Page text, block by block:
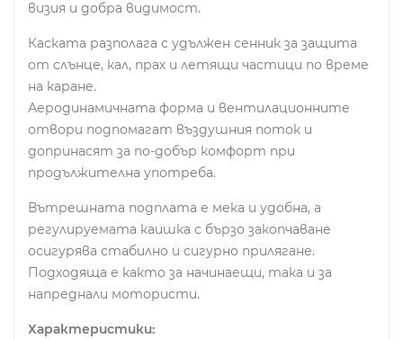
визия и добра видимост.
Каската разполага с удължен сенник за защита
от слънце, кал, прах и летящи частици по време
на каране.
Аеродинамичната форма и вентилационните
отвори подпомагат въздушния поток и
допринасят за по-добър комфорт при
продължителна употреба.
Вътрешната подплата е мека и удобна, а
регулируемата каишка с бързо закопчаване
осигурява стабилно и сигурно прилягане.
Подходяща е както за начинаещи, така и за
напреднали мотористи.
Характеристики: